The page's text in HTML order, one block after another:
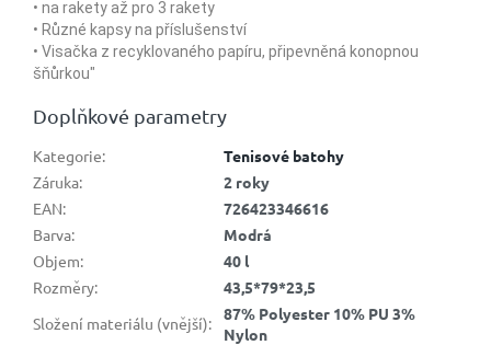
• na rakety až pro 3 rakety
• Různé kapsy na příslušenství
• Visačka z recyklovaného papíru, připevněná konopnou
šňůrkou"
Doplňkové parametry
Kategorie:
Tenisové batohy
Záruka:
2 roky
EAN:
726423346616
Barva:
Modrá
Objem:
40 l
Rozměry:
43,5*79*23,5
Složení materiálu (vnější):
87% Polyester 10% PU 3%
Nylon